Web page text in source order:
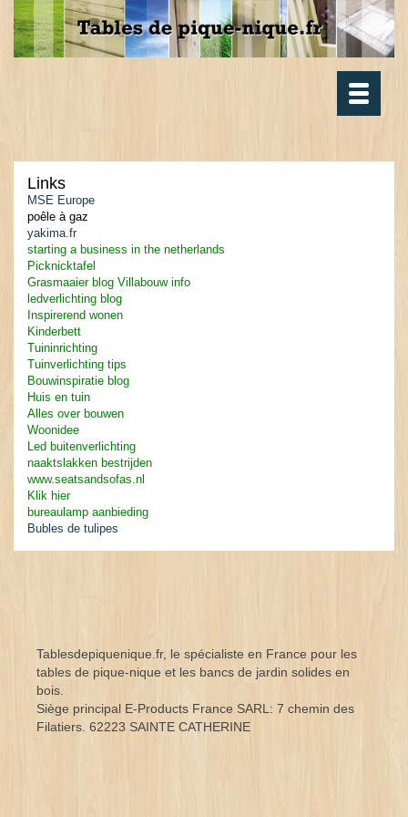
Toggle
Links
MSE Europe
poêle à gaz
yakima.fr
starting a business in the netherlands
Picknicktafel
Grasmaaier blog Villabouw info
ledverlichting blog
Inspirerend wonen
Kinderbett
Tuininrichting
Tuinverlichting tips
Bouwinspiratie blog
Huis en tuin
Alles over bouwen
Woonidee
Led buitenverlichting
naaktslakken bestrijden
www.seatsandsofas.nl
Klik hier
bureaulamp aanbieding
Bubles de tulipes
Tablesdepiquenique.fr, le spécialiste en France pour les
tables de pique-nique et les bancs de jardin solides en
bois.
Siège principal E-Products France SARL: 7 chemin des
Filatiers. 62223 SAINTE CATHERINE